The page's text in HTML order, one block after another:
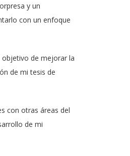
y un
con un enfoque
objetivo de mejorar la
de mi tesis de
con otras áreas del
de mi